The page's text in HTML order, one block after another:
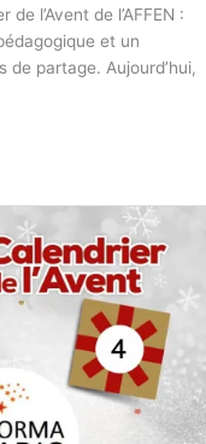
l’Avent de l’AFFEN :
et un
partage. Aujourd’hui,